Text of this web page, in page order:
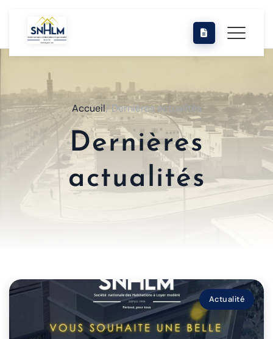
Accueil/ Dernières actualités
Dernières
actualités
Actualité